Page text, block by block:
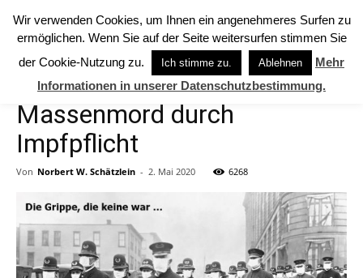
Start Freigeist (sapere aude)
Freigeist (sapere aude)
Massenmord durch
Impfpflicht
Von Norbert W. Schätzlein - 2. Mai 2020 6268
Wir verwenden Cookies, um Ihnen ein angenehmeres Surfen zu
ermöglichen. Wenn Sie auf der Seite weitersurfen stimmen Sie
der Cookie-Nutzung zu.
Ich stimme zu. Ablehnen
Mehr
Informationen in unserer Datenschutzbestimmung.